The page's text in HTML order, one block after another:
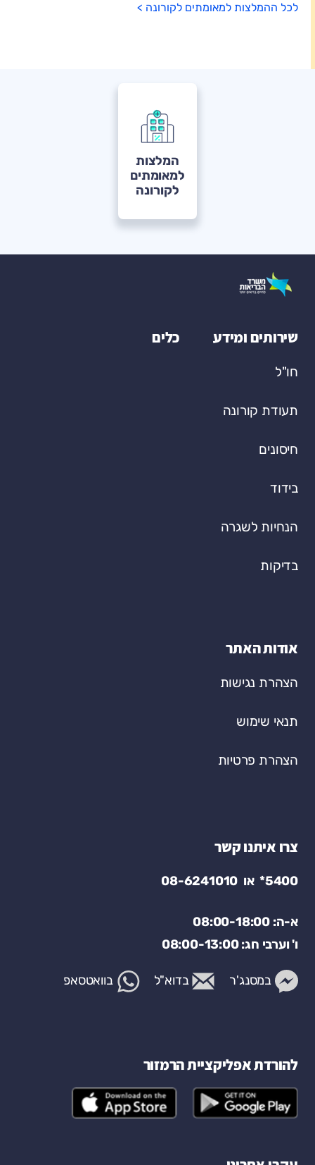
לכל ההמלצות למאומתים לקורונה >
המלצות
למאומתים
לקורונה
שירותים ומידע
חו"ל
תעודת קורונה
חיסונים
בידוד
הנחיות לשגרה
בדיקות
כלים
אודות האתר
הצהרת נגישות
תנאי שימוש
הצהרת פרטיות
צרו איתנו קשר
5400* או 08-6241010
א-ה: 08:00-18:00
ו' וערבי חג: 08:00-13:00
במסנג'ר בדוא"ל בוואטסאפ
להורדת אפליקציית הרמזור
פתח בחלון חדש פתח בחלון